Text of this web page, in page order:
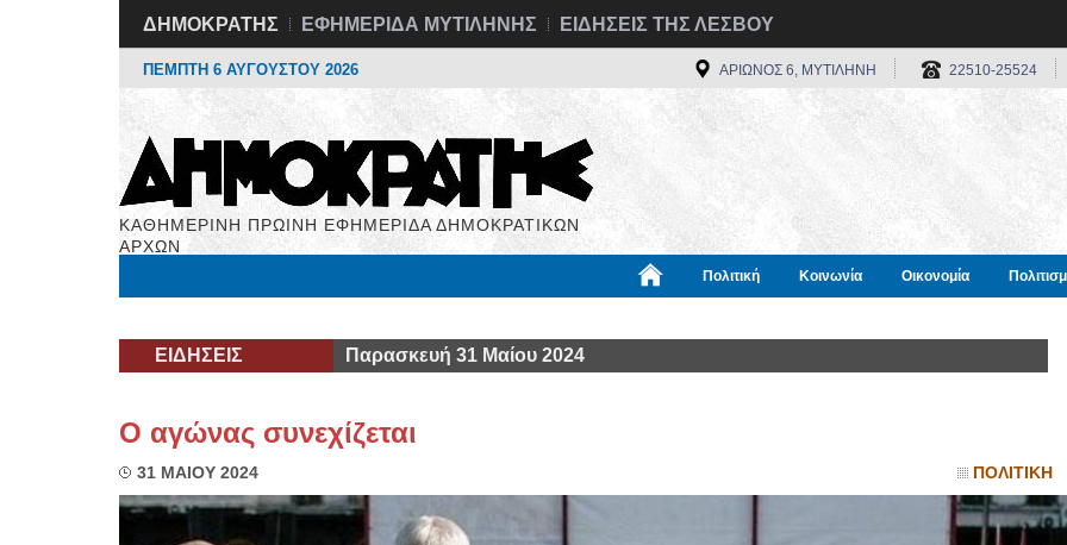
ΔΗΜΟΚΡΑΤΗΣ ΕΦΗΜΕΡΙΔΑ ΜΥΤΙΛΗΝΗΣ ΕΙΔΗΣΕΙΣ ΤΗΣ ΛΕΣΒΟΥ
ΠΕΜΠΤΗ 6 ΑΥΓΟΥΣΤΟΥ 2026 ΑΡΙΩΝΟΣ 6, ΜΥΤΙΛΗΝΗ 22510-25524
ΚΑΘΗΜΕΡΙΝΗ ΠΡΩΙΝΗ ΕΦΗΜΕΡΙΔΑ ΔΗΜΟΚΡΑΤΙΚΩΝ
ΑΡΧΩΝ
Πολιτική Κοινωνία Οικονομία
ΕΙΔΗΣΕΙΣ Παρασκευή 31 Μαίου 2024
Ο αγώνας συνεχίζεται
31 ΜΑΙΟΥ 2024 ΠΟΛΙΤΙΚΗ